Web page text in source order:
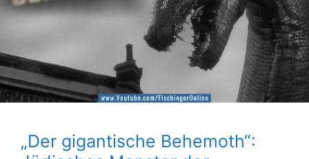
„Der gigantische Behemoth“: